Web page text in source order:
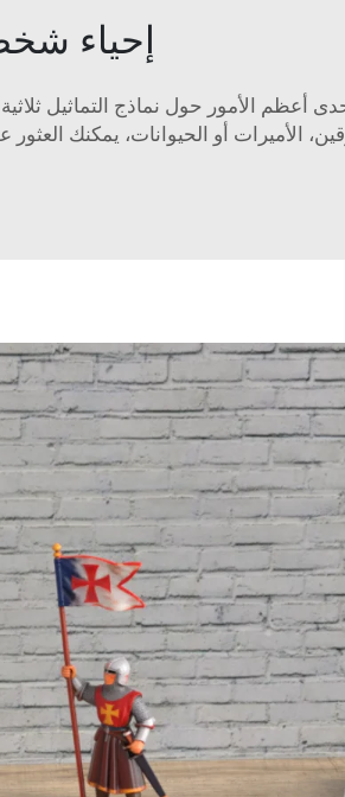
إحياء
أعظم الأمور حول نماذج التماثيل